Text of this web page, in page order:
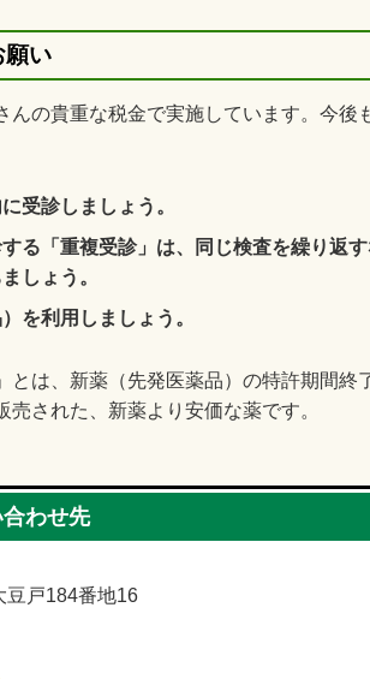
願い
んの貴重な税金で実施しています。今
受診しましょう。
る「重複受診」は、同じ検査を繰り返
しょう。
を利用しましょう。
とは、新薬（先発医薬品）の特許期間
された、新薬より安価な薬です。
わせ先
豆戸184番地16